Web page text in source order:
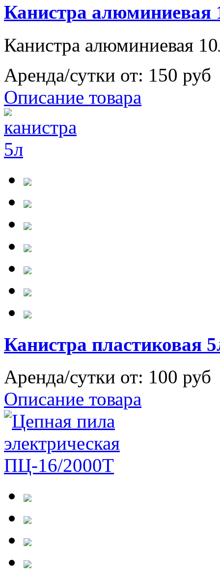
Канистра алюминиевая
Канистра алюминиевая
Аренда/сутки от: 150 руб
Описание товара
Канистра пластиковая
Аренда/сутки от: 100 руб
Описание товара